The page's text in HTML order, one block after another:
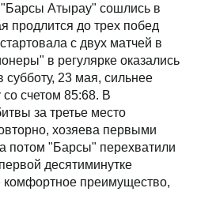
Атырау" сошлись в
продлится до трех побед
с двух матчей в
в регулярке оказались
23 мая, сильнее
со счетом 85:68. В
за третье место
хозяева первыми
потом "Барсы" перехватили
десятиминутке
комфортное преимущество,